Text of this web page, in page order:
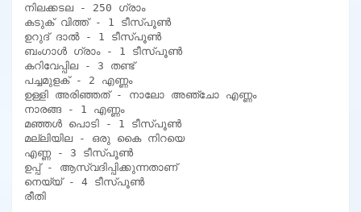
നിലക്കടല - 250 ഗ്രാം
കടുക് വിത്ത് - 1 ടീസ്പൂൺ
ഉറുദ് ദാൽ - 1 ടീസ്പൂൺ
ബംഗാൾ ഗ്രാം - 1 ടീസ്പൂൺ
കറിവേപ്പില - 3 തണ്ട്
പച്ചമുളക് - 2 എണ്ണം
ഉള്ളി അരിഞ്ഞത് - നാലോ അഞ്ചോ എണ്ണം
നാരങ്ങ - 1 എണ്ണം
മഞ്ഞൾ പൊടി - 1 ടീസ്പൂൺ
മല്ലിയില - ഒരു കൈ നിറയെ
എണ്ണ - 3 ടീസ്പൂൺ
ഉപ്പ് - ആസ്വദിപ്പിക്കുന്നതാണ്
നെയ്യ് - 4 ടീസ്പൂൺ
രീതി